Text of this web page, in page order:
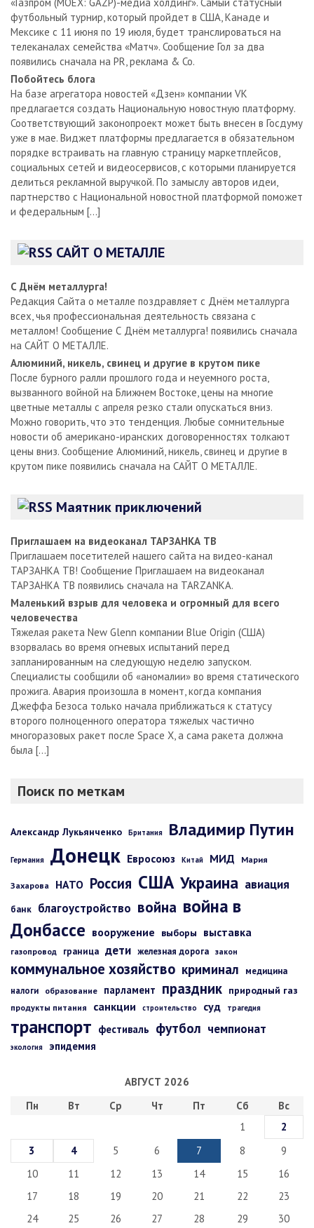
футбольный турнир, который пройдет в США, Канаде и
Мексике с 11 июня по 19 июля, будет транслироваться на
телеканалах семейства «Матч». Сообщение Гол за два
появились сначала на PR, реклама & Co.
Побойтесь блога
На базе агрегатора новостей «Дзен» компании VK
предлагается создать Национальную новостную платформу.
Соответствующий законопроект может быть внесен в Госдуму
уже в мае. Виджет платформы предлагается в обязательном
порядке встраивать на главную страницу маркетплейсов,
социальных сетей и видеосервисов, с которыми планируется
делиться рекламной выручкой. По замыслу авторов идеи,
партнерство с Национальной новостной платформой поможет
и федеральным […]
САЙТ О МЕТАЛЛЕ
С Днём металлурга!
Редакция Сайта о металле поздравляет с Днём металлурга
всех, чья профессиональная деятельность связана с
металлом! Сообщение С Днём металлурга! появились сначала
на САЙТ О МЕТАЛЛЕ.
Алюминий, никель, свинец и другие в крутом пике
После бурного ралли прошлого года и неуемного роста,
вызванного войной на Ближнем Востоке, цены на многие
цветные металлы с апреля резко стали опускаться вниз.
Можно говорить, что это тенденция. Любые сомнительные
новости об американо-иранских договоренностях толкают
цены вниз. Сообщение Алюминий, никель, свинец и другие в
крутом пике появились сначала на САЙТ О МЕТАЛЛЕ.
Маятник приключений
Приглашаем на видеоканал ТАРЗАНКА ТВ
Приглашаем посетителей нашего сайта на видео-канал
ТАРЗАНКА ТВ! Сообщение Приглашаем на видеоканал
ТАРЗАНКА ТВ появились сначала на TARZANKA.
Маленький взрыв для человека и огромный для всего
человечества
Тяжелая ракета New Glenn компании Blue Origin (США)
взорвалась во время огневых испытаний перед
запланированным на следующую неделю запуском.
Специалисты сообщили об «аномалии» во время статического
прожига. Авария произошла в момент, когда компания
Джеффа Безоса только начала приближаться к статусу
второго полноценного оператора тяжелых частично
многоразовых ракет после Space X, а сама ракета должна
была […]
Поиск по меткам
Александр Лукьянченко Британия Владимир Путин
Германия Донецк Евросоюз Китай МИД Мария
Захарова НАТО Россия США Украина авиация
банк благоустройство война война в
Донбассе вооружение выборы выставка
газопровод граница дети железная дорога закон
коммунальное хозяйство криминал медицина
налоги образование парламент праздник природный газ
продукты питания санкции строительство суд трагедия
транспорт фестиваль футбол чемпионат
экология эпидемия
АВГУСТ 2026
Пн
Вт Ср Чт Пт Сб
Вс
1
2
3
4 5 6 7 8
9
10
11 12 13 14 15
16
17
18 19 20 21 22
23
24
25 26 27 28 29
30